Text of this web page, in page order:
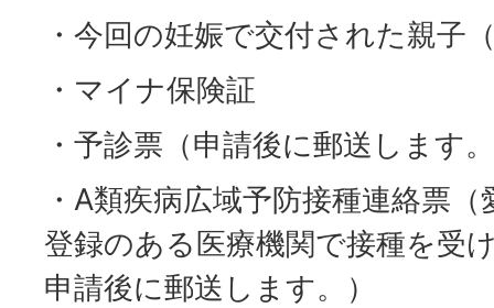
・今回の妊娠で交付された親子
・マイナ保険証
・予診票（申請後に郵送します
・A類疾病広域予防接種連絡票
登録のある医療機関で接種を受
申請後に郵送します。）